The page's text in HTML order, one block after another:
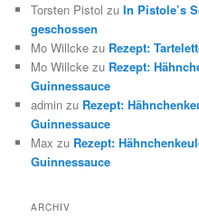
Torsten Pistol zuIn Pistole’s
geschossen
Mo Willcke zu Rezept:
Mo Willcke zu Rezept:
Guinnessauce
admin zu Rezept:
Guinnessauce
Max zu Rezept:
Guinnessauce
ARCHIV